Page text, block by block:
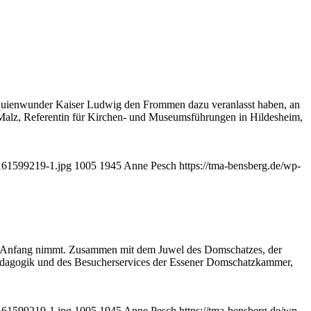
Kaiser Ludwig den Frommen dazu veranlasst haben, an
Referentin für Kirchen- und Museumsführungen in Hildesheim,
1.jpg 1005 1945 Anne Pesch https://tma-bensberg.de/wp-
nimmt. Zusammen mit dem Juwel des Domschatzes, der
und des Besucherservices der Essener Domschatzkammer,